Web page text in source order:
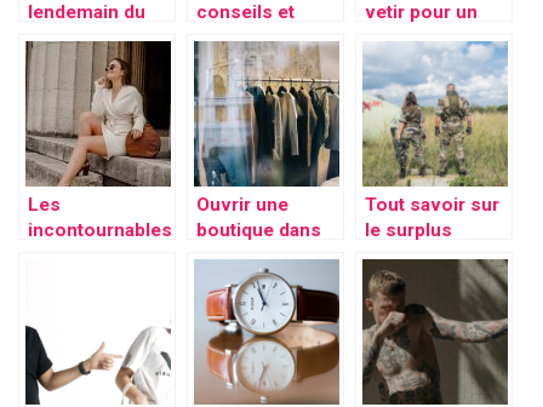
lendemain du
déconfinement
conseils et
idées de
cadeaux
vetir pour un
anniversaire ?
Les
incontournables
long de l’année !
Ouvrir une
boutique dans
sa ville,
comment s’y
prendre ?
Tout savoir sur
le surplus
militaire